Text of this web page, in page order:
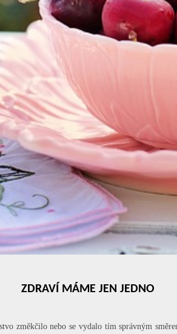
ZDRAVÍ MÁME JEN JEDNO
změkčilo nebo se vydalo tím správným